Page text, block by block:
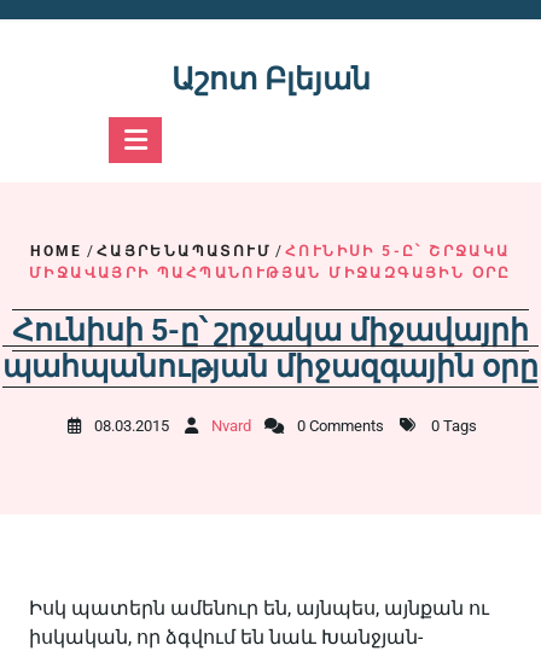
Աշոտ Բլեյան
HOME / ՀԱՅՐԵՆԱՊԱՏՈՒՄ /ՀՈՒՆԻՍԻ 5-Ը՝ ՇՐՋԱԿԱ
ՄԻՋԱՎԱՅՐԻ ՊԱՀՊԱՆՈՒԹՅԱՆ ՄԻՋԱԶԳԱՅԻՆ ՕՐԸ
Հունիսի 5-ը՝ շրջակա միջավայրի
պահպանության միջազգային օրը
08.03.2015 Nvard 0 Comments 0 Tags
Իսկ պատերն ամենուր են, այնպես, այնքան ու
իսկական, որ ձգվում են նաև Խանջյան-